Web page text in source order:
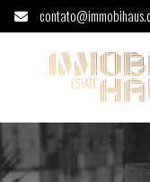
Comercial à